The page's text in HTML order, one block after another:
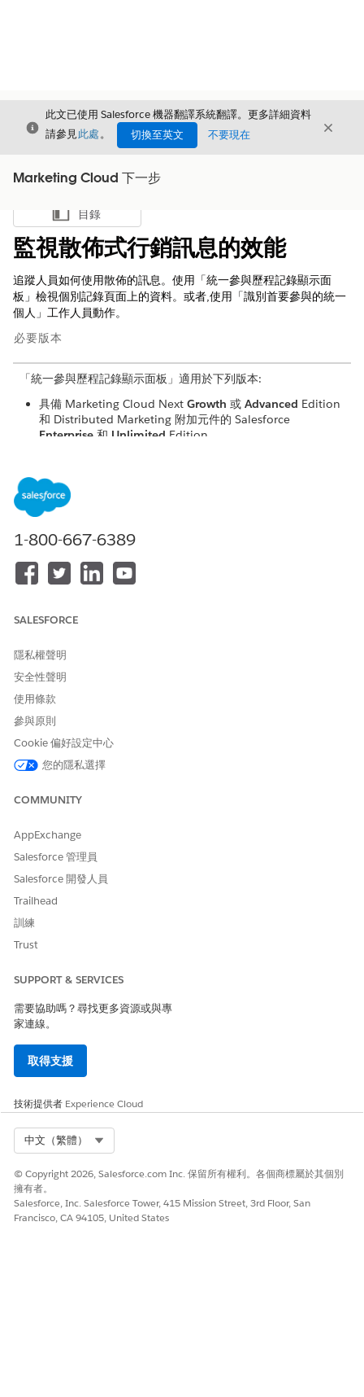
結束
此文已使用 Salesforce 機器翻譯系統翻譯。更多詳細資料
請參見此處。 切換至英文 不要現在 結束
Marketing Cloud 下一步
顯示目錄
目錄
監視散佈式行銷訊息的效能
追蹤人員如何使用散佈的訊息。使用「統一參與歷程記錄顯示面
板」檢視個別記錄頁面上的資料。或者,使用「識別首要參與的統一
個人」工作人員動作。
必要版本
「統一參與歷程記錄顯示面板」適用於下列版本:
具備 Marketing Cloud Next Growth 或 Advanced Edition
和 Distributed Marketing 附加元件的 Salesforce
Enterprise 和 Unlimited Edition
Enterprise
具備任何 Marketing Cloud Account Engagement Edition
的 Salesforce
NextGrowth或Advanced
「識別首要參與的統一個人」工作人員動作適用於:
Salesforce
或 Einstein Platform 附加元件
統一參與歷程記錄顯示面板
如果您的組織中已設定「統一參與歷程記錄」,則 Salesforce 管理員
可以將顯示面板元件新增至記錄頁面。使用此元件可在檢視商機、
連絡人和帳戶記錄時一目瞭然參與重點。請參閱
記錄
如果您已在組織中設定 Agentforce,請使用「識別首要參與的統一
個人」工作人員動作來快速找到最有希望的商機。此動作會識別哪
些人員最常參與您的散佈訊息,協助您使用可採取動作洞察來排定追
蹤的優先順序。請參閱
請讓我們知道，以便我們改進！
是
1-800-667-6389
SALESFORCE
隱私權聲明
安全性聲明
使用條款
參與原則
Cookie 偏好設定中心
您的隱私選擇
COMMUNITY
AppExchange
Salesforce 管理員
Salesforce 開發人員
Trailhead
訓練
Trust
SUPPORT & SERVICES
需要協助嗎？尋找更多資源或與專
家連線。
取得支援
技術提供者 Experience Cloud
中文（繁體）
© Copyright 2026, Salesforce.com Inc. 保留所有權利。各個商標屬於其個別
擁有者。
Salesforce, Inc. Salesforce Tower, 415 Mission Street, 3rd Floor, San
Francisco, CA 94105, United States